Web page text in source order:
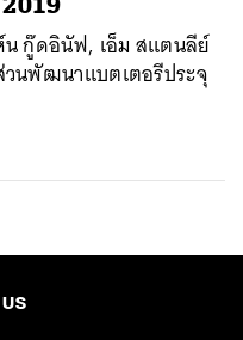
น กู๊ดอินัฟ, เอ็ม สแตนลีย์
นพัฒนาแบตเตอรีประจุ